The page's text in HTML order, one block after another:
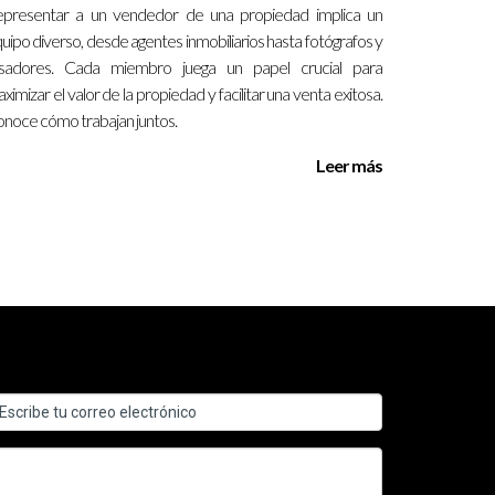
donde aprendió sobre gestión empresarial,
desde entonces.
tus objetivos. Recuerda seguir los pasos
más! Investiga hoy mismo los cursos
en diversas áreas.
a un vendedor de una propiedad implica un
diverso, desde agentes inmobiliarios hasta fotógrafos y
Cada miembro juega un papel crucial para
el valor de la propiedad y facilitar una venta exitosa.
cómo trabajan juntos.
Leer más